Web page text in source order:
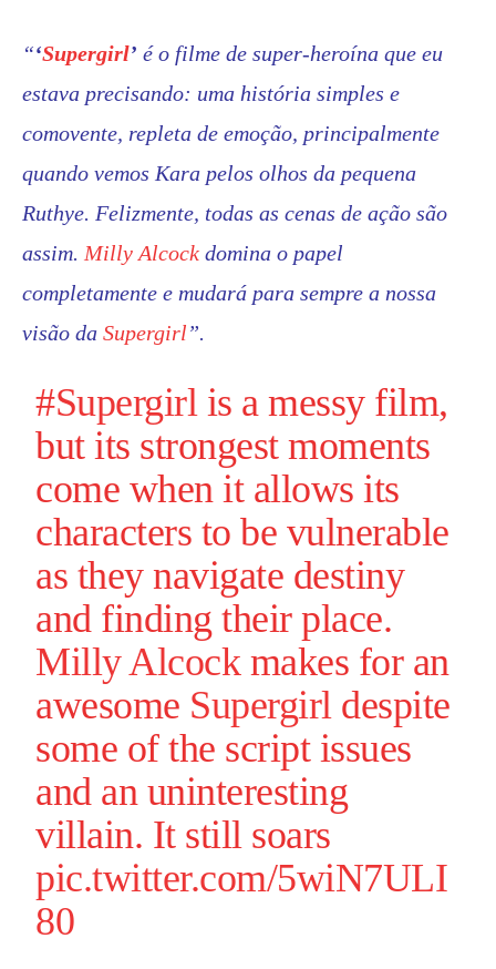
“‘Supergirl’ é o filme de super-heroína que eu
estava precisando: uma história simples e
comovente, repleta de emoção, principalmente
quando vemos Kara pelos olhos da pequena
Ruthye. Felizmente, todas as cenas de ação são
assim. Milly Alcock domina o papel
completamente e mudará para sempre a nossa
visão da Supergirl”.
#Supergirl is a messy film,
but its strongest moments
come when it allows its
characters to be vulnerable
as they navigate destiny
and finding their place.
Milly Alcock makes for an
awesome Supergirl despite
some of the script issues
and an uninteresting
villain. It still soars
pic.twitter.com/5wiN7ULI
80